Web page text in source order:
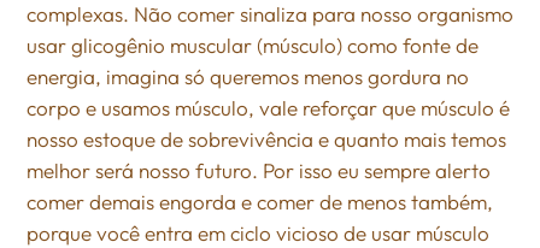
complexas. Não comer sinaliza para nosso organismo
usar glicogênio muscular (músculo) como fonte de
energia, imagina só queremos menos gordura no
corpo e usamos músculo, vale reforçar que músculo é
nosso estoque de sobrevivência e quanto mais temos
melhor será nosso futuro. Por isso eu sempre alerto
comer demais engorda e comer de menos também,
porque você entra em ciclo vicioso de usar músculo